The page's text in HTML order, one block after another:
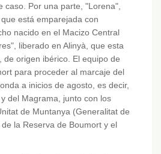
caso. Por una parte, "Lorena",
está emparejada con
nacido en el Macizo Central
liberado en Alinyà, que esta
de origen ibérico. El equipo de
para proceder al marcaje del
a inicios de agosto, es decir,
del Magrama, junto con los
de Muntanya (Generalitat de
la Reserva de Boumort y el